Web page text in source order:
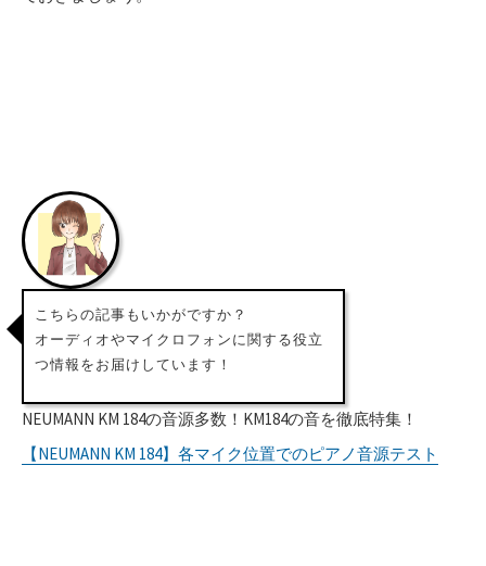
こちらの記事もいかがですか？
オーディオやマイクロフォンに関する役立
つ情報をお届けしています！
NEUMANN KM 184の音源多数！KM184の音を徹底特集！
【NEUMANN KM 184】各マイク位置でのピアノ音源テスト